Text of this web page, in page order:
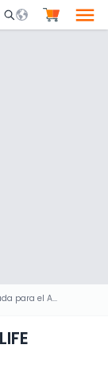
Mobile Search
Entrada para el Acuario SEA LIFE Konstanz